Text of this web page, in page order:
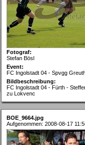
Fotograf:
Stefan Bösl
Event:
FC Ingolstadt 04 - Spvgg
Bildbeschreibung:
FC Ingolstadt 04 - Fürth -
zu Lokvenc
BOE_9664.jpg
Aufgenommen: 2008-08-17